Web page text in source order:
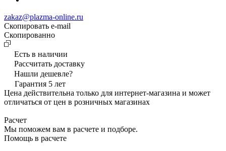
zakaz@plazma-online.ru
Скопировать e-mail
Cкопированно
Есть в наличии
Рассчитать доставку
Нашли дешевле?
Гарантия 5 лет
Цена действительна только для интернет-магазина и может
отличаться от цен в розничных магазинах
Расчет
Мы поможем вам в расчете и подборе.
Помощь в расчете